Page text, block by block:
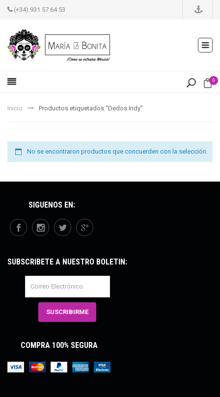
(+34) 931 57 64 53
0
Inicio Productos etiquetados “Dedos Indy”
No se encontraron productos que concuerden con la selección.
SÍGUENOS EN:
SUBSCRÍBETE A NUESTRO BOLETÍN:
COMPRA 100% SEGURA